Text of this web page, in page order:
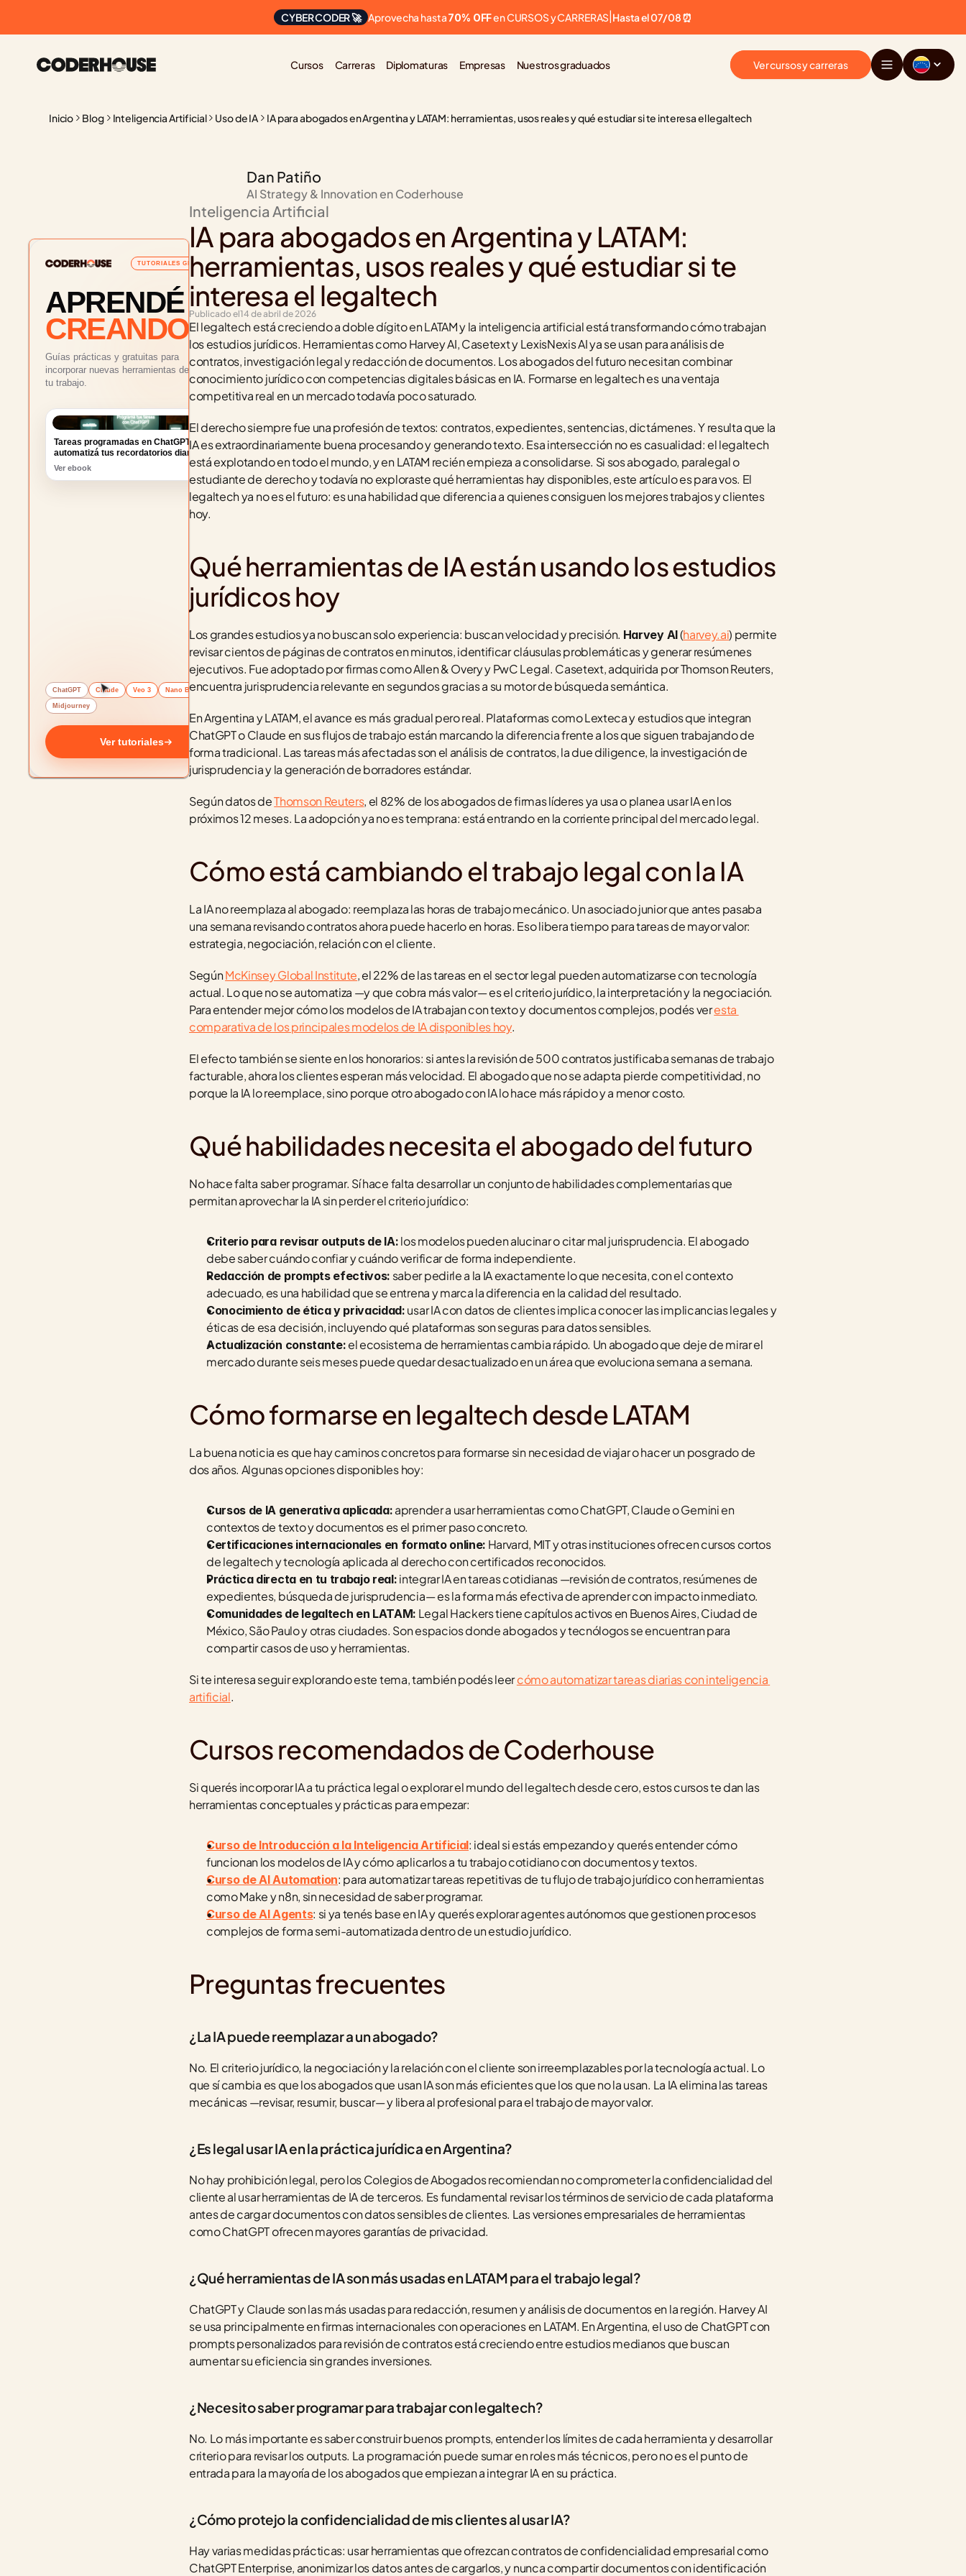
CYBER CODER 🚀 Aprovecha hasta 70% OFF en CURSOS y CARRERAS Hasta el 07/08 ⏰
Cursos Carreras Diplomaturas Empresas Nuestros graduados Ver cursos y carreras
Inicio Blog Inteligencia Artificial Uso de IA IA para abogados en Argentina y LATAM: herramientas, usos reales y qué estudiar si te interesa el legaltech
TUTORIALES GRATUITOS
APRENDÉ
CREANDO
Guías prácticas y gratuitas para
incorporar nuevas herramientas de IA a
tu trabajo.
Tareas programadas en ChatGPT:
automatizá tus recordatorios diarios
Ver ebook
ChatGPT Claude Veo 3 Nano Banana
Midjourney
Ver tutoriales
Dan Patiño
AI Strategy & Innovation en Coderhouse
Inteligencia Artificial
IA para abogados en Argentina y LATAM:
herramientas, usos reales y qué estudiar si te
interesa el legaltech
Publicado el14 de abril de 2026
El legaltech está creciendo a doble dígito en LATAM y la inteligencia artificial está transformando cómo trabajan
los estudios jurídicos. Herramientas como Harvey AI, Casetext y LexisNexis AI ya se usan para análisis de
contratos, investigación legal y redacción de documentos. Los abogados del futuro necesitan combinar
conocimiento jurídico con competencias digitales básicas en IA. Formarse en legaltech es una ventaja
competitiva real en un mercado todavía poco saturado.
El derecho siempre fue una profesión de textos: contratos, expedientes, sentencias, dictámenes. Y resulta que la
IA es extraordinariamente buena procesando y generando texto. Esa intersección no es casualidad: el legaltech
está explotando en todo el mundo, y en LATAM recién empieza a consolidarse. Si sos abogado, paralegal o
estudiante de derecho y todavía no exploraste qué herramientas hay disponibles, este artículo es para vos. El
legaltech ya no es el futuro: es una habilidad que diferencia a quienes consiguen los mejores trabajos y clientes
hoy.
Qué herramientas de IA están usando los estudios
jurídicos hoy
Los grandes estudios ya no buscan solo experiencia: buscan velocidad y precisión. Harvey AI (harvey.ai) permite
revisar cientos de páginas de contratos en minutos, identificar cláusulas problemáticas y generar resúmenes
ejecutivos. Fue adoptado por firmas como Allen & Overy y PwC Legal. Casetext, adquirida por Thomson Reuters,
encuentra jurisprudencia relevante en segundos gracias a su motor de búsqueda semántica.
En Argentina y LATAM, el avance es más gradual pero real. Plataformas como Lexteca y estudios que integran
ChatGPT o Claude en sus flujos de trabajo están marcando la diferencia frente a los que siguen trabajando de
forma tradicional. Las tareas más afectadas son el análisis de contratos, la due diligence, la investigación de
jurisprudencia y la generación de borradores estándar.
Según datos de Thomson Reuters, el 82% de los abogados de firmas líderes ya usa o planea usar IA en los
próximos 12 meses. La adopción ya no es temprana: está entrando en la corriente principal del mercado legal.
Cómo está cambiando el trabajo legal con la IA
La IA no reemplaza al abogado: reemplaza las horas de trabajo mecánico. Un asociado junior que antes pasaba
una semana revisando contratos ahora puede hacerlo en horas. Eso libera tiempo para tareas de mayor valor:
estrategia, negociación, relación con el cliente.
Según McKinsey Global Institute, el 22% de las tareas en el sector legal pueden automatizarse con tecnología
actual. Lo que no se automatiza —y que cobra más valor— es el criterio jurídico, la interpretación y la negociación.
Para entender mejor cómo los modelos de IA trabajan con texto y documentos complejos, podés ver esta
comparativa de los principales modelos de IA disponibles hoy.
El efecto también se siente en los honorarios: si antes la revisión de 500 contratos justificaba semanas de trabajo
facturable, ahora los clientes esperan más velocidad. El abogado que no se adapta pierde competitividad, no
porque la IA lo reemplace, sino porque otro abogado con IA lo hace más rápido y a menor costo.
Qué habilidades necesita el abogado del futuro
No hace falta saber programar. Sí hace falta desarrollar un conjunto de habilidades complementarias que
permitan aprovechar la IA sin perder el criterio jurídico:
Criterio para revisar outputs de IA: los modelos pueden alucinar o citar mal jurisprudencia. El abogado
debe saber cuándo confiar y cuándo verificar de forma independiente.
Redacción de prompts efectivos: saber pedirle a la IA exactamente lo que necesita, con el contexto
adecuado, es una habilidad que se entrena y marca la diferencia en la calidad del resultado.
Conocimiento de ética y privacidad: usar IA con datos de clientes implica conocer las implicancias legales y
éticas de esa decisión, incluyendo qué plataformas son seguras para datos sensibles.
Actualización constante: el ecosistema de herramientas cambia rápido. Un abogado que deje de mirar el
mercado durante seis meses puede quedar desactualizado en un área que evoluciona semana a semana.
Cómo formarse en legaltech desde LATAM
La buena noticia es que hay caminos concretos para formarse sin necesidad de viajar o hacer un posgrado de
dos años. Algunas opciones disponibles hoy:
Cursos de IA generativa aplicada: aprender a usar herramientas como ChatGPT, Claude o Gemini en
contextos de texto y documentos es el primer paso concreto.
Certificaciones internacionales en formato online: Harvard, MIT y otras instituciones ofrecen cursos cortos
de legaltech y tecnología aplicada al derecho con certificados reconocidos.
Práctica directa en tu trabajo real: integrar IA en tareas cotidianas —revisión de contratos, resúmenes de
expedientes, búsqueda de jurisprudencia— es la forma más efectiva de aprender con impacto inmediato.
Comunidades de legaltech en LATAM: Legal Hackers tiene capítulos activos en Buenos Aires, Ciudad de
México, São Paulo y otras ciudades. Son espacios donde abogados y tecnólogos se encuentran para
compartir casos de uso y herramientas.
Si te interesa seguir explorando este tema, también podés leer cómo automatizar tareas diarias con inteligencia
artificial.
Cursos recomendados de Coderhouse
Si querés incorporar IA a tu práctica legal o explorar el mundo del legaltech desde cero, estos cursos te dan las
herramientas conceptuales y prácticas para empezar:
Curso de Introducción a la Inteligencia Artificial: ideal si estás empezando y querés entender cómo
funcionan los modelos de IA y cómo aplicarlos a tu trabajo cotidiano con documentos y textos.
Curso de AI Automation: para automatizar tareas repetitivas de tu flujo de trabajo jurídico con herramientas
como Make y n8n, sin necesidad de saber programar.
Curso de AI Agents: si ya tenés base en IA y querés explorar agentes autónomos que gestionen procesos
complejos de forma semi-automatizada dentro de un estudio jurídico.
Preguntas frecuentes
¿La IA puede reemplazar a un abogado?
No. El criterio jurídico, la negociación y la relación con el cliente son irreemplazables por la tecnología actual. Lo
que sí cambia es que los abogados que usan IA son más eficientes que los que no la usan. La IA elimina las tareas
mecánicas —revisar, resumir, buscar— y libera al profesional para el trabajo de mayor valor.
¿Es legal usar IA en la práctica jurídica en Argentina?
No hay prohibición legal, pero los Colegios de Abogados recomiendan no comprometer la confidencialidad del
cliente al usar herramientas de IA de terceros. Es fundamental revisar los términos de servicio de cada plataforma
antes de cargar documentos con datos sensibles de clientes. Las versiones empresariales de herramientas
como ChatGPT ofrecen mayores garantías de privacidad.
¿Qué herramientas de IA son más usadas en LATAM para el trabajo legal?
ChatGPT y Claude son las más usadas para redacción, resumen y análisis de documentos en la región. Harvey AI
se usa principalmente en firmas internacionales con operaciones en LATAM. En Argentina, el uso de ChatGPT con
prompts personalizados para revisión de contratos está creciendo entre estudios medianos que buscan
aumentar su eficiencia sin grandes inversiones.
¿Necesito saber programar para trabajar con legaltech?
No. Lo más importante es saber construir buenos prompts, entender los límites de cada herramienta y desarrollar
criterio para revisar los outputs. La programación puede sumar en roles más técnicos, pero no es el punto de
entrada para la mayoría de los abogados que empiezan a integrar IA en su práctica.
¿Cómo protejo la confidencialidad de mis clientes al usar IA?
Hay varias medidas prácticas: usar herramientas que ofrezcan contratos de confidencialidad empresarial como
ChatGPT Enterprise, anonimizar los datos antes de cargarlos, y nunca compartir documentos con identificación